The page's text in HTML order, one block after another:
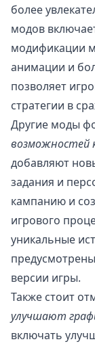
более
модов
модификации
анимации и
позволяет
стратегии в
Другие моды
возможностей
добавляют
задания и
кампанию и
игрового
уникальные
версии игры.
Также стоит
улучшают
включать